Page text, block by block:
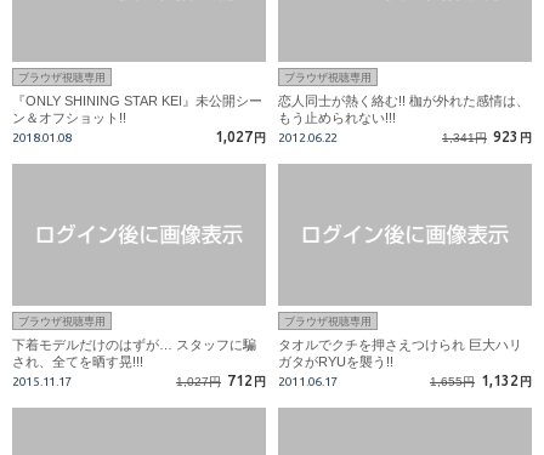
ブラウザ視聴専用
『ONLY SHINING STAR KEI』未公開シー
ン＆オフショット!!
2018.01.08 1,027 円
ブラウザ視聴専用
恋人同士が熱く絡む!! 枷が外れた感情は、
もう止められない!!!
2012.06.22 1,341円 923 円
ブラウザ視聴専用
下着モデルだけのはずが… スタッフに騙
され、全てを晒す晃!!!
2015.11.17 1,027円 712 円
ブラウザ視聴専用
タオルでクチを押さえつけられ 巨大ハリ
ガタがRYUを襲う!!
2011.06.17 1,655円 1,132 円